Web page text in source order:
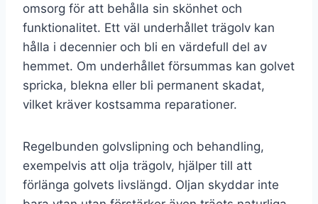
omsorg för att behålla sin skönhet och
funktionalitet. Ett väl underhållet trägolv kan
hålla i decennier och bli en värdefull del av
hemmet. Om underhållet försummas kan golvet
spricka, blekna eller bli permanent skadat,
vilket kräver kostsamma reparationer.
Regelbunden golvslipning och behandling,
exempelvis att olja trägolv, hjälper till att
förlänga golvets livslängd. Oljan skyddar inte